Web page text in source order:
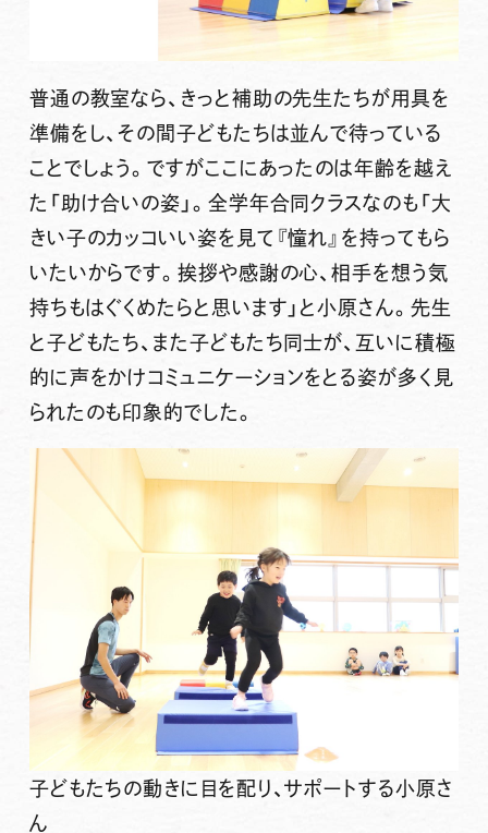
普通の教室なら、きっと補助の先生たちが用具を
準備をし、その間子どもたちは並んで待っている
ことでしょう。ですがここにあったのは年齢を越え
た「助け合いの姿」。全学年合同クラスなのも「大
きい子のカッコいい姿を見て『憧れ』を持ってもら
いたいからです。挨拶や感謝の心、相手を想う気
持ちもはぐくめたらと思います」と小原さん。先生
と子どもたち、また子どもたち同士が、互いに積極
的に声をかけコミュニケーションをとる姿が多く見
られたのも印象的でした。
子どもたちの動きに目を配り、サポートする小原さ
ん